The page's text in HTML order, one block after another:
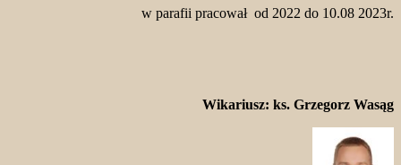
w parafii pracował od 2022 do 10.08 2023r.
Wikariusz: ks. Grzegorz Wasąg